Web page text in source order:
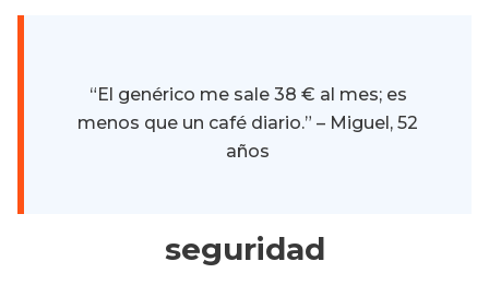
“El genérico me sale 38 € al mes; es
menos que un café diario.” – Miguel, 52
años
seguridad